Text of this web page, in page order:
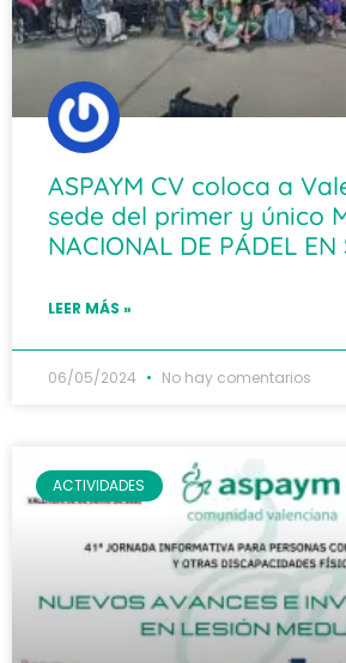
ASPAYM CV coloca a
sede del primer y único
NACIONAL DE PÁDEL EN
LEER MÁS »
06/05/2024 No hay comentarios
ACTIVIDADES